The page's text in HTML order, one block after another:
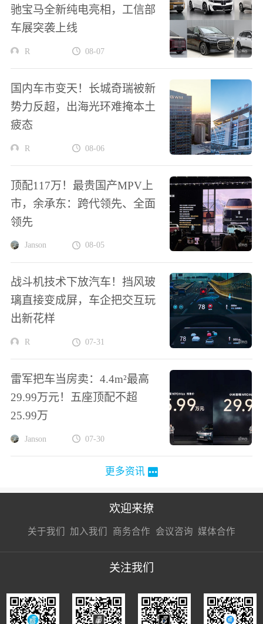
驰宝马全新纯电亮相，工信部
车展突袭上线
R 08-07
国内车市变天！长城奇瑞被新
势力反超，出海光环难掩本土
疲态
R 08-06
顶配117万！最贵国产MPV上
市，余承东：跨代领先、全面
领先
Janson 08-05
战斗机技术下放汽车！挡风玻
璃直接变成屏，车企把交互玩
出新花样
R 07-31
雷军把车当房卖：4.4m²最高
29.99万元！五座顶配不超
25.99万
Janson 07-30
更多资讯
欢迎来撩
关于我们 加入我们
接扔简历
商务合作
接开聊
会议咨询 媒体合作
接开聊
关注我们